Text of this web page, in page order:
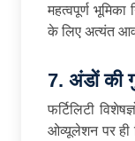
महत्वपूर्ण
के लिए अत्यंत
7. अंडों की
फर्टिलिटी
ओव्यूलेशन पर ही